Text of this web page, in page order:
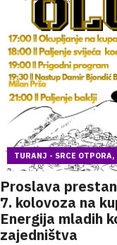
TURANJ - SRCE OTPORA,
Proslava
7. kolovoza na
Energija mladih
zajedništva